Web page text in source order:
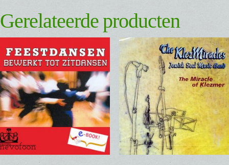
Gerelateerde producten